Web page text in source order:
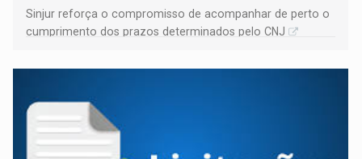
Sinjur reforça o compromisso de acompanhar de perto o
cumprimento dos prazos determinados pelo CNJ